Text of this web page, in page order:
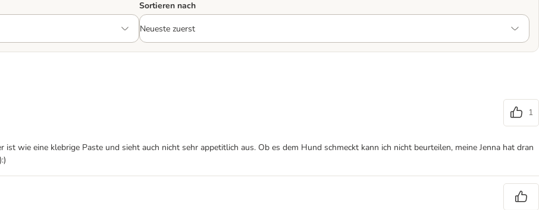
Sortieren nach
1
wie eine klebrige Paste und sieht auch nicht sehr appetitlich aus. Ob es dem Hund schmeckt kann ich nicht beurteilen, meine Jenna hat dran